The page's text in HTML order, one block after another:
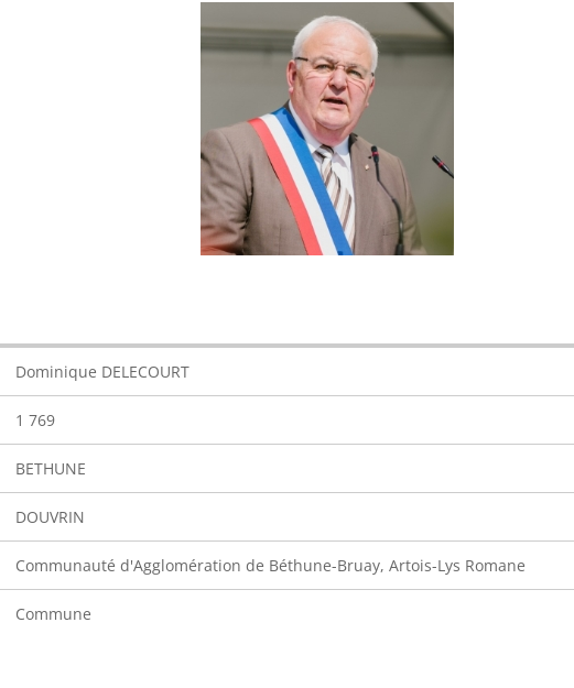
Dominique DELECOURT
1 769
BETHUNE
DOUVRIN
Communauté d'Agglomération de Béthune-Bruay, Artois-Lys Romane
Commune